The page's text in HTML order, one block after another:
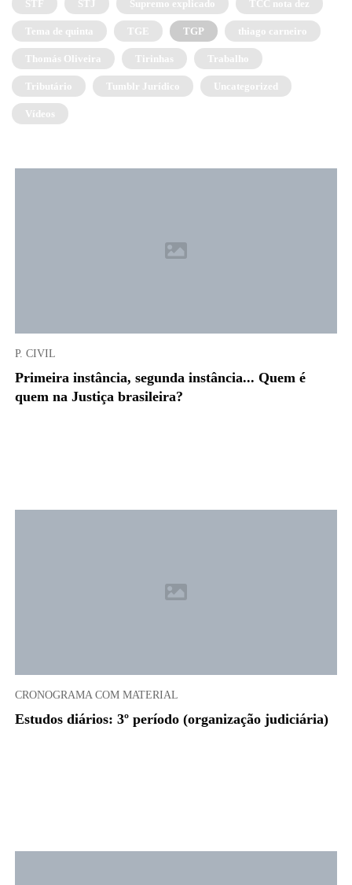
STF STJ Supremo explicado TCC nota dez
Tema de quinta TGE TGP thiago carneiro
Thomás Oliveira Tirinhas Trabalho
Tributário Tumblr Jurídico Uncategorized
Vídeos
P. CIVIL
Primeira instância, segunda instância... Quem é
quem na Justiça brasileira?
CRONOGRAMA COM MATERIAL
Estudos diários: 3º período (organização judiciária)